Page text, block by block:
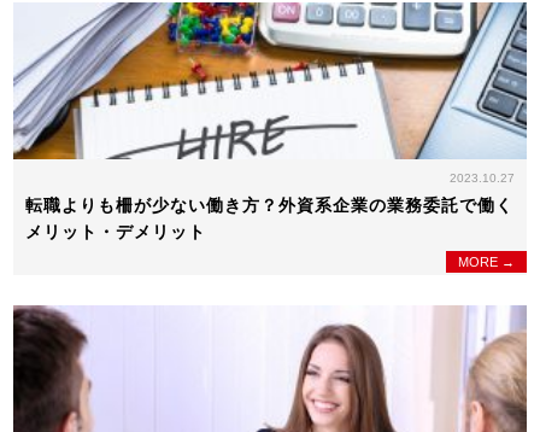
2023.10.27
転職よりも柵が少ない働き方？外資系企業の業務委託で働く
メリット・デメリット
MORE →